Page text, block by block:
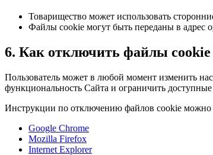
Товарищество может использовать
Файлы cookie могут быть переданы в
6. Как отключить файлы cookie
Пользователь может в любой момент изменить
функциональность Сайта и ограничить
Инструкции по отключению файлов cookie можно
Google Chrome
Mozilla Firefox
Internet Explorer